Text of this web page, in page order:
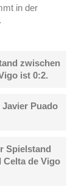
in der
zwischen
ist 0:2.
Puado
Spielstand
de Vigo